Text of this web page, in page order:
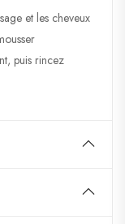
et les cheveux
puis rincez